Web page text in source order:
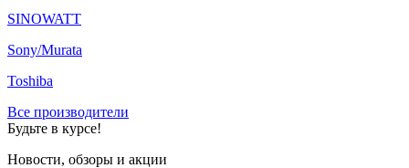
SINOWATT
Sony/Murata
Toshiba
Все производители
Будьте в курсе!
Новости, обзоры и акции